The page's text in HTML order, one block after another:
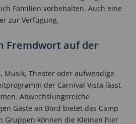
Familien vorbehalten. Auch eine
zur Verfügung.
Fremdwort auf der
Musik, Theater oder aufwendige
der Carnival Vista lässt
Abwechslungsreiche
Gäste an Bord bietet das Camp
Gruppen können die Kleinen hier